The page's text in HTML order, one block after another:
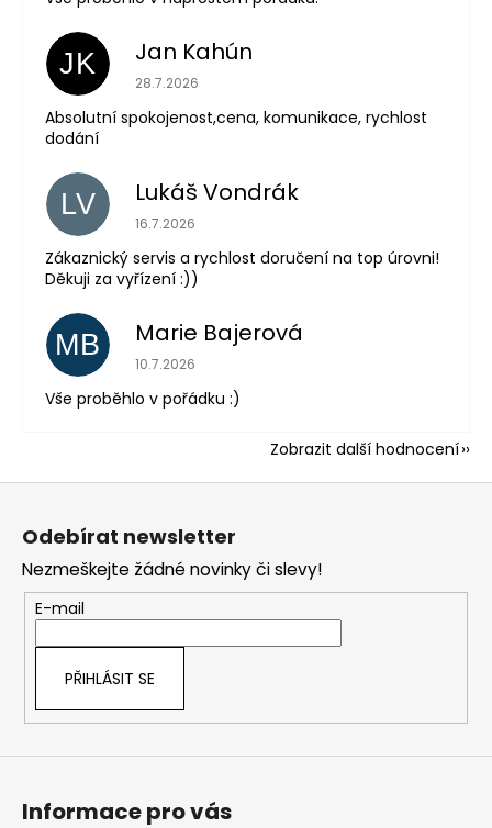
JK Jan Kahún
Hodnocení obchodu je 5 z 5 hvězdiček.
28.7.2026
Absolutní spokojenost,cena, komunikace, rychlost
dodání
LV Lukáš Vondrák
Hodnocení obchodu je 5 z 5 hvězdiček.
16.7.2026
Zákaznický servis a rychlost doručení na top úrovni!
Děkuji za vyřízení :))
MB Marie Bajerová
Hodnocení obchodu je 5 z 5 hvězdiček.
10.7.2026
Vše proběhlo v pořádku :)
Zobrazit další hodnocení
Odebírat newsletter
Nezmeškejte žádné novinky či slevy!
E-mail
PŘIHLÁSIT SE
Informace pro vás